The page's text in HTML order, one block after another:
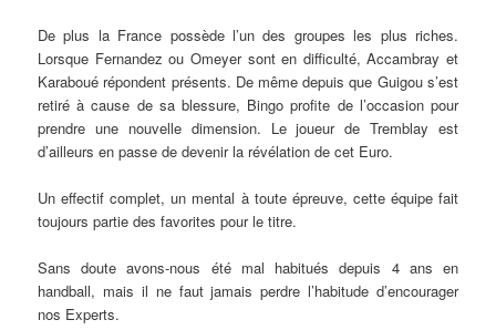
De plus la France possède l’un des groupes les plus riches.
Lorsque Fernandez ou Omeyer sont en difficulté, Accambray et
Karaboué répondent présents. De même depuis que Guigou s’est
retiré à cause de sa blessure, Bingo profite de l’occasion pour
prendre une nouvelle dimension. Le joueur de Tremblay est
d’ailleurs en passe de devenir la révélation de cet Euro.
Un effectif complet, un mental à toute épreuve, cette équipe fait
toujours partie des favorites pour le titre.
Sans doute avons-nous été mal habitués depuis 4 ans en
handball, mais il ne faut jamais perdre l’habitude d’encourager
nos Experts.